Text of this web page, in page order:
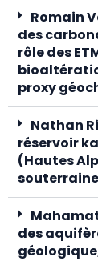
Romain
des
rôle des
proxy
Nathan
réservoir
(Hautes
des